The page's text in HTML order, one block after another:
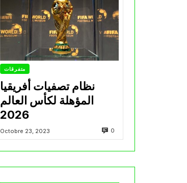
متفرقات
نظام تصفيات أفريقيا
المؤهلة لكأس العالم
2026
Octobre 23, 2023 0